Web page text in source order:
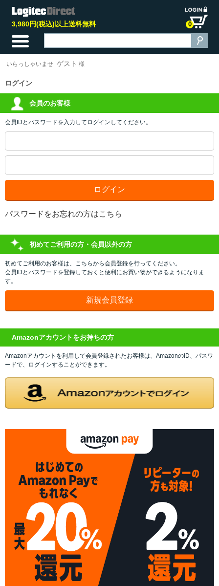
3,980円(税込)以上送料無料 0
いらっしゃいませ ゲスト 様
ログイン
会員のお客様
会員IDとパスワードを入力してログインしてください。
パスワードをお忘れの方はこちら
初めてご利用の方・会員以外の方
初めてご利用のお客様は、こちらから会員登録を行ってください。
会員IDとパスワードを登録しておくと便利にお買い物ができるようになりま
す。
Amazonアカウントをお持ちの方
Amazonアカウントを利用して会員登録されたお客様は、AmazonのID、パスワ
ードで、ログインすることができます。